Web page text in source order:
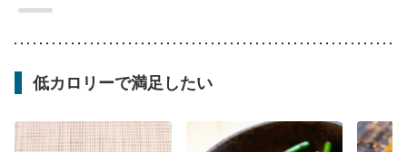
低カロリーで満足したい